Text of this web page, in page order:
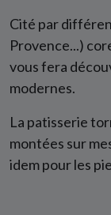
Cité par
Provence...)
vous fera
modernes.
La patisserie
montées sur
idem pour les